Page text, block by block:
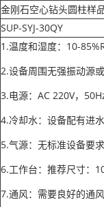
金刚石空心钻头圆柱样
SUP-SYJ-30QY
1.温度和湿度：10-
2.设备周围无强振动源或
3.电源：AC 220V，
4.冷却水：设备配有进
5.气源：无标准设备要求
6.工作台：推荐尺寸：
7.通风：需要良好的通